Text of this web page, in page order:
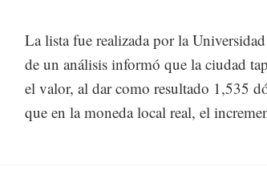
La lista fue realizada por la
de un análisis informó que la ciudad
el valor, al dar como resultado 1,535
que en la moneda local real, el